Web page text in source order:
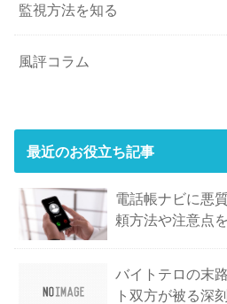
監視方法を知る
風評コラム
最近のお役立ち記事
電話帳ナビに悪
頼方法や注意点
バイトテロの末
ト双方が被る深